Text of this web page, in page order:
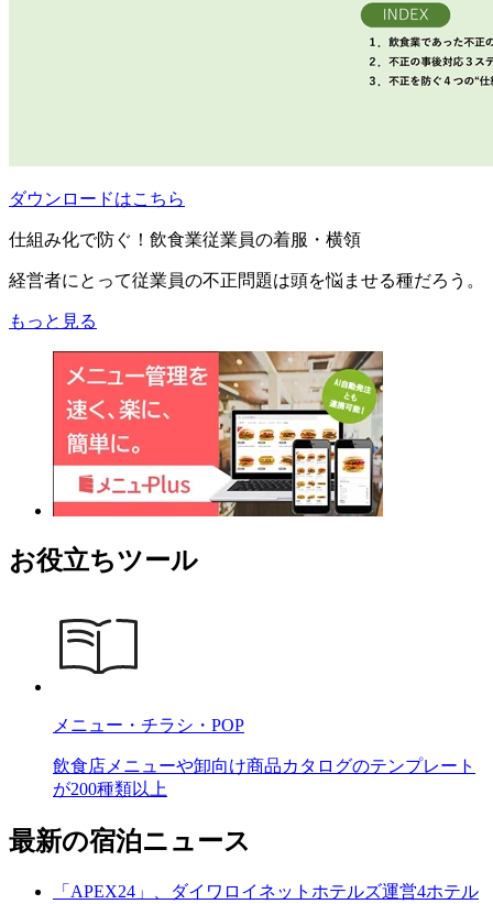
ダウンロードはこちら
仕組み化で防ぐ！飲食業従業員の着服・横領
経営者にとって従業員の不正問題は頭を悩ませる種だろう。
もっと見る
お役立ちツール
メニュー・チラシ・POP
飲食店メニューや卸向け商品カタログのテンプレート
が200種類以上
最新の宿泊ニュース
「APEX24」、ダイワロイネットホテルズ運営4ホテル